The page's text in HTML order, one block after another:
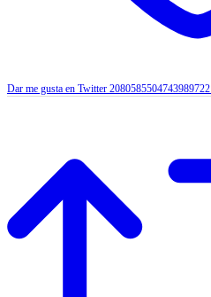
Dar me gusta en Twitter 2080585504743989722